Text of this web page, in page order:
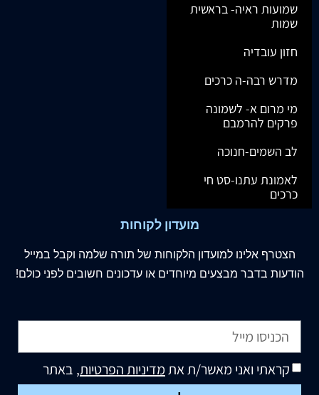
שמועות ראיה- בראשית
שמות
חזון עובדיה
מדרש רבה-ה כרכים
מי מרום א- לשמונה
פרקים להרמבם
לב השמים-חנוכה
לאמונת עתנו-סט חי
כרכים
מועדון לקוחות
הצטרף אלינו למועדון הלקוחות של תורה שלמה וקבל במייל
הודעות בדבר מבצעים מיוחדים או עדכונים חשובים לפני כולם!
קראתי ואני מאשר/ת אתמדיניות הפרטיות, באתר